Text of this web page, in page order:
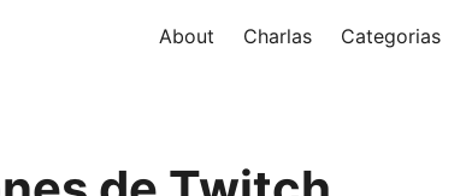
About Charlas Categorias